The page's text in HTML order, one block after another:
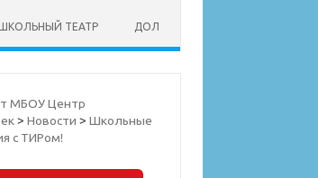
ТЕАТР ДОЛ
МБОУ Центр
>Новости >Школьные
с ТИРом!